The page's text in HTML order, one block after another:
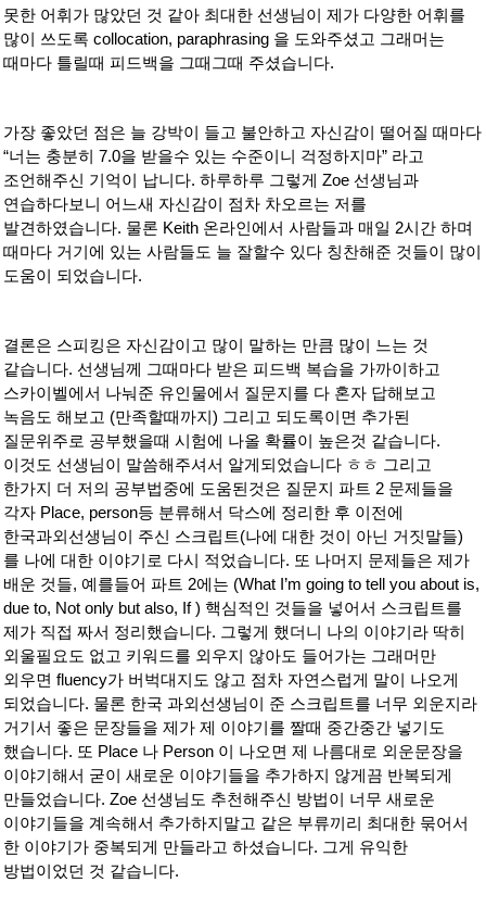
못한 어휘가 많았던 것 같아 최대한 선생님이 제가 다양한 어휘를
많이 쓰도록 collocation, paraphrasing 을 도와주셨고 그래머는
때마다 틀릴때 피드백을 그때그때 주셨습니다.
가장 좋았던 점은 늘 강박이 들고 불안하고 자신감이 떨어질 때마다
“너는 충분히 7.0을 받을수 있는 수준이니 걱정하지마” 라고
조언해주신 기억이 납니다. 하루하루 그렇게 Zoe 선생님과
연습하다보니 어느새 자신감이 점차 차오르는 저를
발견하였습니다. 물론 Keith 온라인에서 사람들과 매일 2시간 하며
때마다 거기에 있는 사람들도 늘 잘할수 있다 칭찬해준 것들이 많이
도움이 되었습니다.
결론은 스피킹은 자신감이고 많이 말하는 만큼 많이 느는 것
같습니다. 선생님께 그때마다 받은 피드백 복습을 가까이하고
스카이벨에서 나눠준 유인물에서 질문지를 다 혼자 답해보고
녹음도 해보고 (만족할때까지) 그리고 되도록이면 추가된
질문위주로 공부했을때 시험에 나올 확률이 높은것 같습니다.
이것도 선생님이 말씀해주셔서 알게되었습니다 ㅎㅎ 그리고
한가지 더 저의 공부법중에 도움된것은 질문지 파트 2 문제들을
각자 Place, person등 분류해서 닥스에 정리한 후 이전에
한국과외선생님이 주신 스크립트(나에 대한 것이 아닌 거짓말들)
를 나에 대한 이야기로 다시 적었습니다. 또 나머지 문제들은 제가
배운 것들, 예를들어 파트 2에는 (What I’m going to tell you about is,
due to, Not only but also, If ) 핵심적인 것들을 넣어서 스크립트를
제가 직접 짜서 정리했습니다. 그렇게 했더니 나의 이야기라 딱히
외울필요도 없고 키워드를 외우지 않아도 들어가는 그래머만
외우면 fluency가 버벅대지도 않고 점차 자연스럽게 말이 나오게
되었습니다. 물론 한국 과외선생님이 준 스크립트를 너무 외운지라
거기서 좋은 문장들을 제가 제 이야기를 짤때 중간중간 넣기도
했습니다. 또 Place 나 Person 이 나오면 제 나름대로 외운문장을
이야기해서 굳이 새로운 이야기들을 추가하지 않게끔 반복되게
만들었습니다. Zoe 선생님도 추천해주신 방법이 너무 새로운
이야기들을 계속해서 추가하지말고 같은 부류끼리 최대한 묶어서
한 이야기가 중복되게 만들라고 하셨습니다. 그게 유익한
방법이었던 것 같습니다.